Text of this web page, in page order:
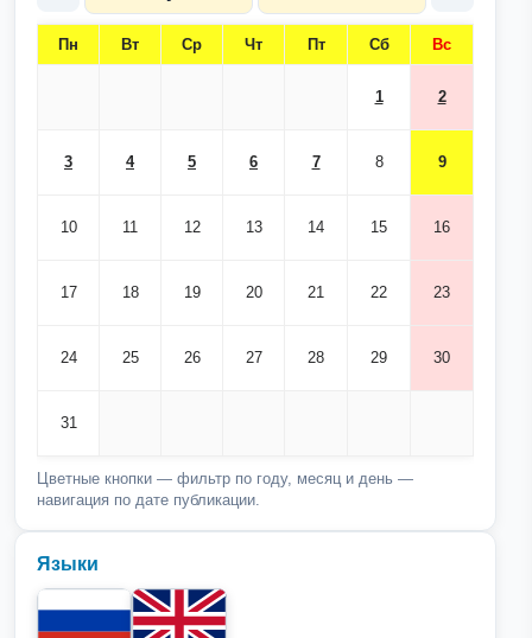
Пн Вт Ср Чт Пт Сб Вс
1 2
3 4 5 6 7 8 9
10 11 12 13 14 15 16
17 18 19 20 21 22 23
24 25 26 27 28 29 30
31
Цветные кнопки — фильтр по году, месяц и день —
навигация по дате публикации.
Языки